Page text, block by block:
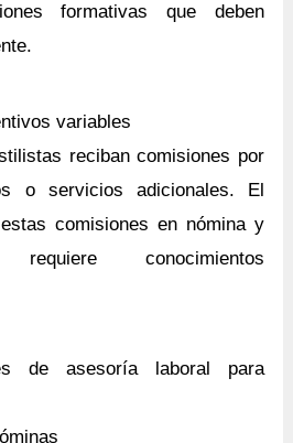
formativas que deben
variables
reciban comisiones por
o servicios adicionales. El
comisiones en nómina y
conocimientos
de asesoría laboral para